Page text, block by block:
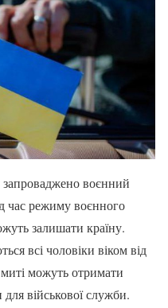
воєнний
час режиму воєнного
залишати країну.
всі чоловіки віком від
можуть отримати
військової служби.